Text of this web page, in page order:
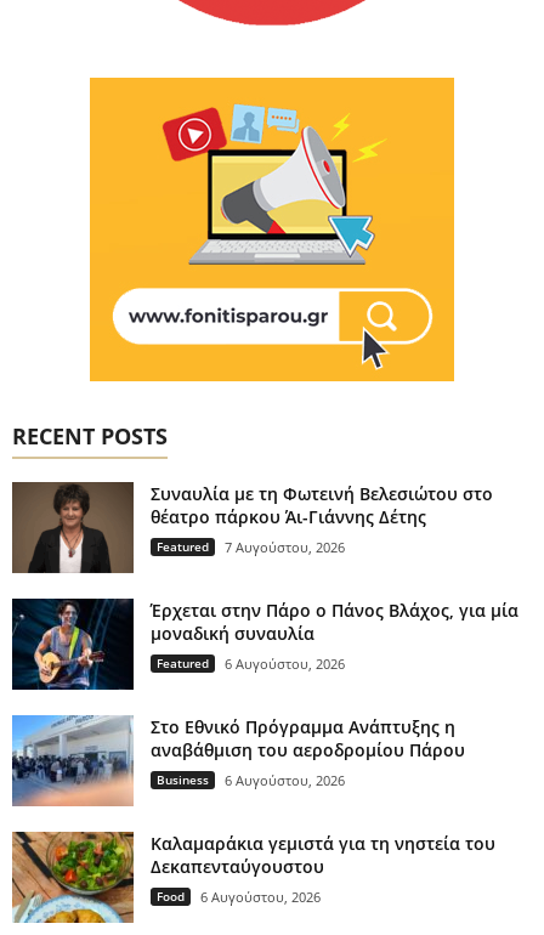
RECENT POSTS
Συναυλία με τη Φωτεινή Βελεσιώτου στο
θέατρο πάρκου Άι-Γιάννης Δέτης
Featured 7 Αυγούστου, 2026
Έρχεται στην Πάρο ο Πάνος Βλάχος, για μία
μοναδική συναυλία
Featured 6 Αυγούστου, 2026
Στο Εθνικό Πρόγραμμα Ανάπτυξης η
αναβάθμιση του αεροδρομίου Πάρου
Business 6 Αυγούστου, 2026
Καλαμαράκια γεμιστά για τη νηστεία του
Δεκαπενταύγουστου
Food 6 Αυγούστου, 2026